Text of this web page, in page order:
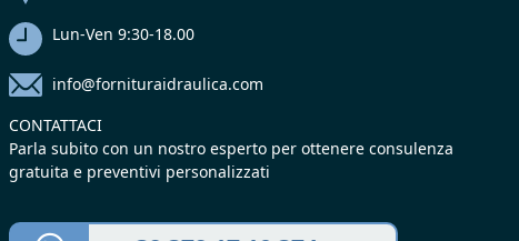
Lun-Ven 9:30-18.00
info@fornituraidraulica.com
CONTATTACI
Parla subito con un nostro esperto per ottenere consulenza
gratuita e preventivi personalizzati